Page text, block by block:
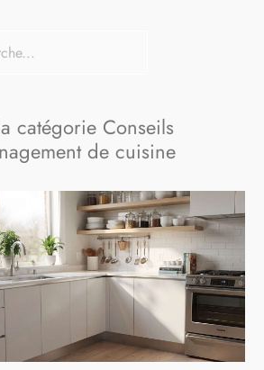
catégorie Conseils
de cuisine